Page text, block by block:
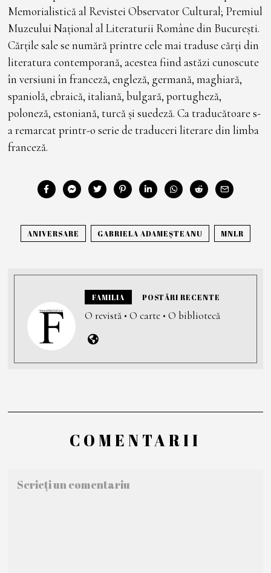
Memorialistică al Revistei Observator Cultural; Premiul
Muzeului Național al Literaturii Române din București.
Cărțile sale se numără printre cele mai traduse cărți din
literatura contemporană, acestea fiind astăzi cunoscute
în versiuni în franceză, engleză, germană, maghiară,
spaniolă, ebraică, italiană, bulgară, portugheză,
poloneză, estoniană, turcă şi suedeză. Ca traducătoare s-
a remarcat printr-o serie de traduceri literare din limba
franceză.
ANIVERSARE GABRIELA ADAMEȘTEANU MNLR
FAMILIA POSTĂRI RECENTE
O revistă • O carte • O bibliotecă
COMENTARII